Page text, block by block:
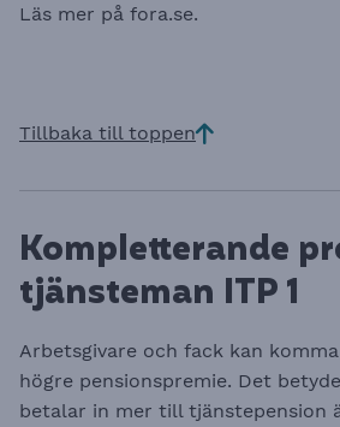
Läs mer på fora.se.
Tillbaka till toppen
Kompletterande
tjänsteman ITP 1
Arbetsgivare och fack kan
högre pensionspremie. Det
betalar in mer till tjänstepension